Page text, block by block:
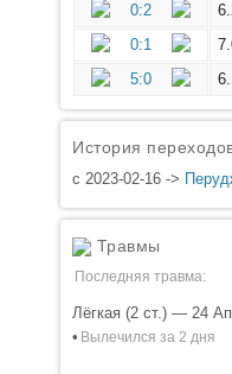
0:2
0:1
5:0
История
с 2023-02-16 ->
Травмы
Последняя травма:
Лёгкая (2 ст.) — 24
• Вылечился за 2 дня